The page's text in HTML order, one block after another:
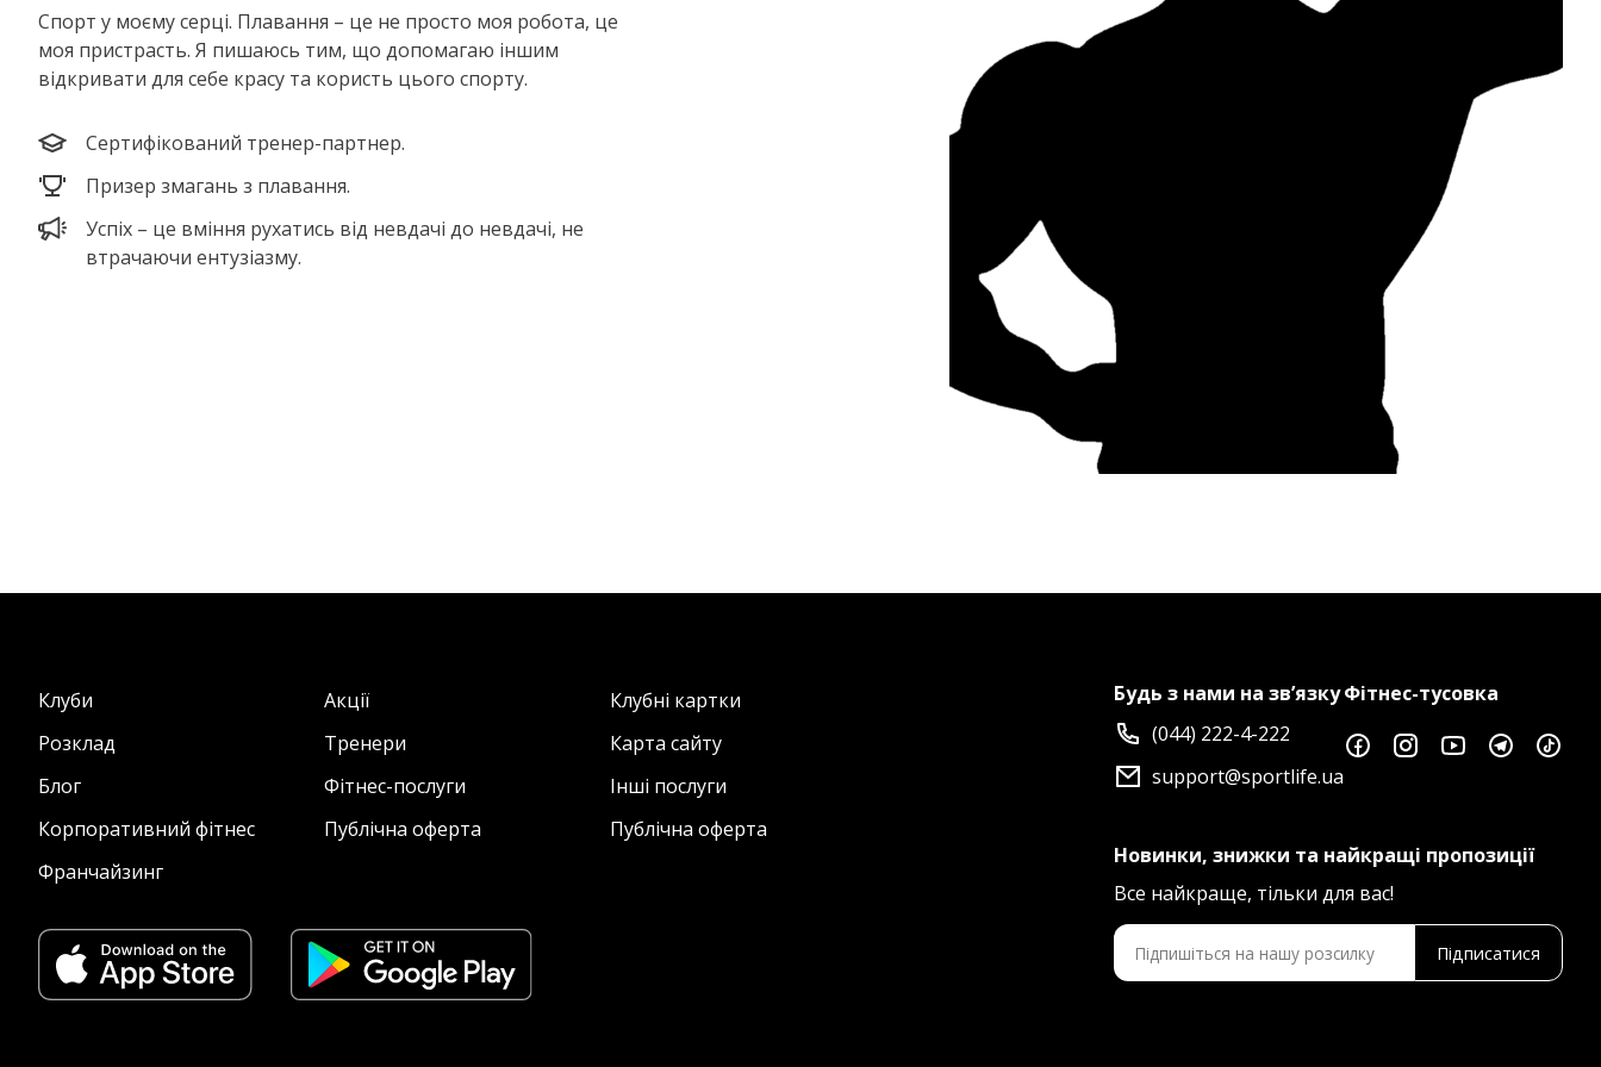
Спорт у моєму серці. Плавання – це не просто моя робота, це
моя пристрасть. Я пишаюсь тим, що допомагаю іншим
відкривати для себе красу та користь цього спорту.
Сертифікований тренер-партнер.
Призер змагань з плавання.
Успіх – це вміння рухатись від невдачі до невдачі, не
втрачаючи ентузіазму.
Клуби Акції
Клубні картки
Розклад
Тренери
Карта сайту
Блог
Фітнес-послуги
Інші послуги
Корпоративний фітнес
Публічна оферта
Публічна оферта
Франчайзинг
Будь з нами на зв’язку
(044) 222-4-222
support@sportlife.ua
Фітнес-тусовка
Новинки, знижки та найкращі пропозиції
Все найкраще, тільки для вас!
Підписатися